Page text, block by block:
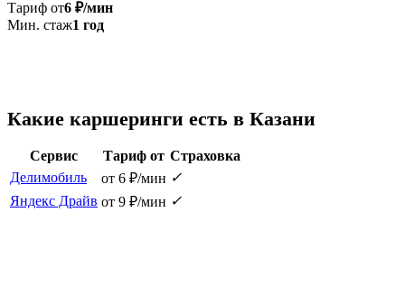
Тариф от6 ₽/мин
Мин. стаж1 год
Какие каршеринги есть в Казани
Сервис Тариф от Страховка
Делимобиль
от 6 ₽/мин ✓
Яндекс Драйв от 9 ₽/мин ✓